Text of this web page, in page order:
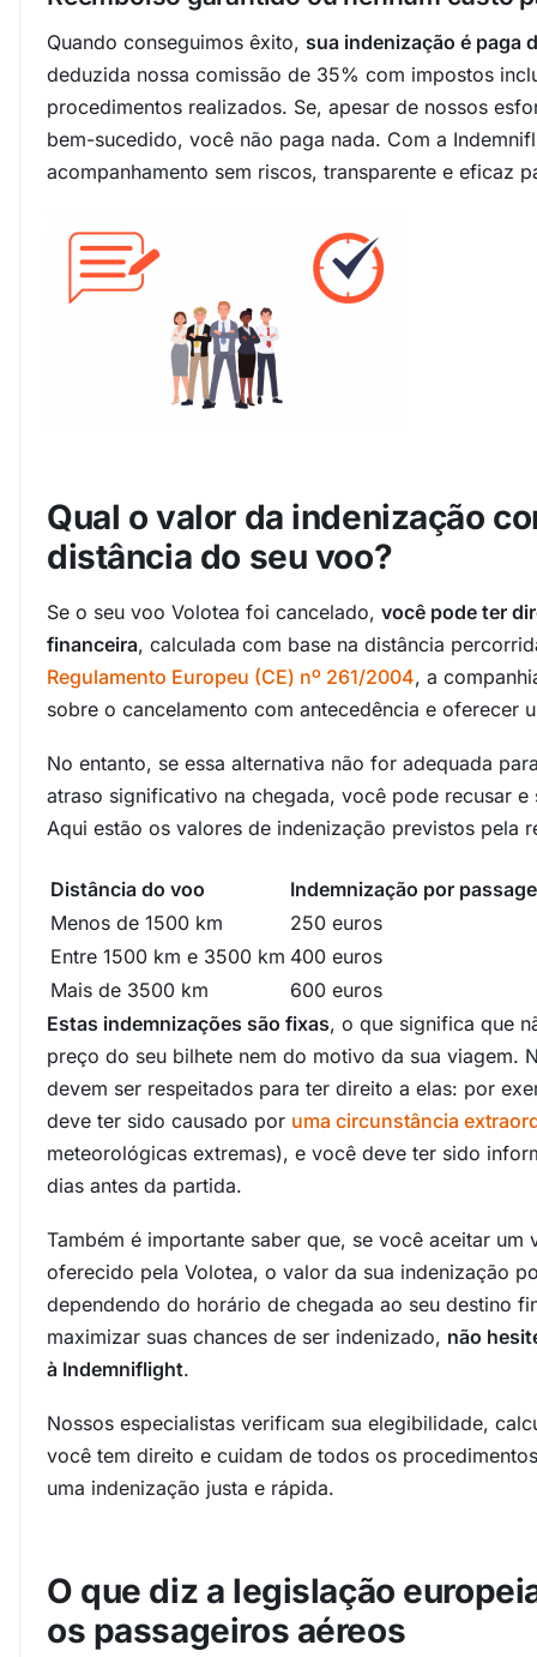
Quando conseguimos êxito, sua indenização é paga
deduzida nossa comissão de 35% com impostos
procedimentos realizados. Se, apesar de nossos
bem-sucedido, você não paga nada. Com a
acompanhamento sem riscos, transparente e eficaz
Qual o valor da indenização
distância do seu voo?
Se o seu voo Volotea foi cancelado, você pode ter
financeira, calculada com base na distância
Regulamento Europeu (CE) nº 261/2004, a
sobre o cancelamento com antecedência e oferecer
No entanto, se essa alternativa não for adequada
atraso significativo na chegada, você pode recusar
Aqui estão os valores de indenização previstos pela
Distância do voo
Indemnização por
Menos de 1500 km
250 euros
Entre 1500 km e 3500 km 400 euros
Mais de 3500 km
600 euros
Estas indemnizações são fixas, o que significa que
preço do seu bilhete nem do motivo da sua viagem.
devem ser respeitados para ter direito a elas: por
deve ter sido causado por uma circunstância
meteorológicas extremas), e você deve ter sido
dias antes da partida.
Também é importante saber que, se você aceitar um
oferecido pela Volotea, o valor da sua indenização
dependendo do horário de chegada ao seu destino
maximizar suas chances de ser indenizado, não
à Indemniflight.
Nossos especialistas verificam sua elegibilidade,
você tem direito e cuidam de todos os
uma indenização justa e rápida.
O que diz a legislação
os passageiros aéreos